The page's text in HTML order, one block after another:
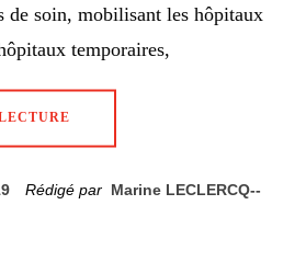
de soin, mobilisant les hôpitaux
temporaires,
Rédigé par Marine LECLERCQ--